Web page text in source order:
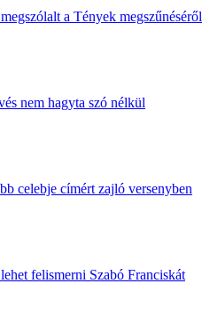
a Tények megszűnéséről
nem hagyta szó nélkül
celebje címért zajló versenyben
felismerni Szabó Franciskát